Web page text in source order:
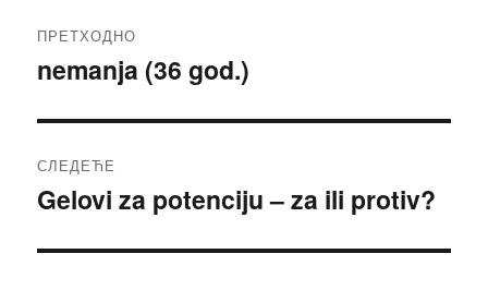
чланка
ПРЕТХОДНО
Претходни
nemanja (36 god.)
СЛЕДЕЋЕ
Следећи
Gelovi za potenciju – za ili protiv?